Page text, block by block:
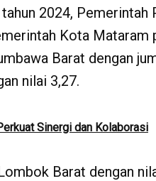
2024, Pemerintah
Kota Mataram
Barat dengan
nilai 3,27.
Sinergi dan Kolaborasi
Barat dengan